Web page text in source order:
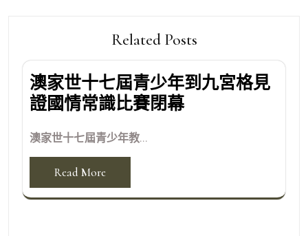
Related Posts
澳家世十七屆青少年到九宮格見
證國情常識比賽閉幕
澳家世十七屆青少年教...
Read More